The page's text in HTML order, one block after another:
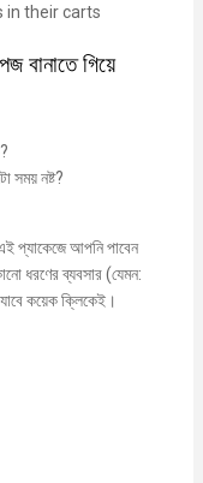
in their carts
বানাতে গিয়ে
সময় নষ্ট?
প্যাকেজে আপনি পাবেন
ধরণের ব্যবসার (যেমন:
কয়েক ক্লিকেই।